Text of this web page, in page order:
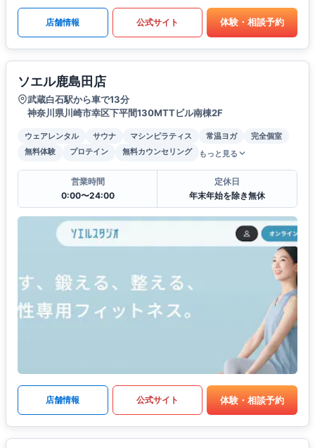
店舗情報 公式サイト 体験・相談予約
ソエル鹿島田店
武蔵白石駅から車で13分
神奈川県川崎市幸区下平間130MTTビル南棟2F
ウェアレンタル サウナ マシンピラティス 常温ヨガ
完全個室
無料体験
プロテイン 無料カウンセリング もっと見る
営業時間
0:00〜24:00
定休日
年末年始を除き無休
店舗情報 公式サイト 体験・相談予約